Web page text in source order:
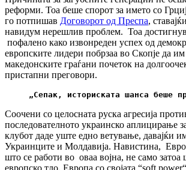
реформи. Тоа беше спорот за името со
го потпишав Договорот од Преспа,
навидум нерешлив проблем. Тоа
пофалено како извонреден успех од
европските лидери побрзаа во Скопје да им
македонските граѓани почеток на
пристапни преговори.
„Сепак, историската шанса беше
Соочени со целосната руска агресија
последователното украинско аплицирање
клубот даде уште едно ветување, давајќи
Украинците и Молдавија. Навистина,
што се работи во оваа војна, не само затоа
европско тло. Европа со својата “soft